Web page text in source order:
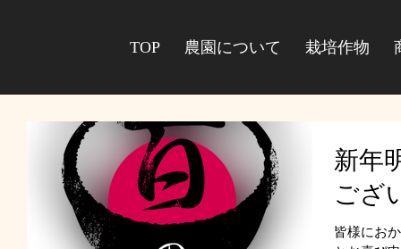
TOP 農園について 栽培作物
新年
ござ
皆様にお